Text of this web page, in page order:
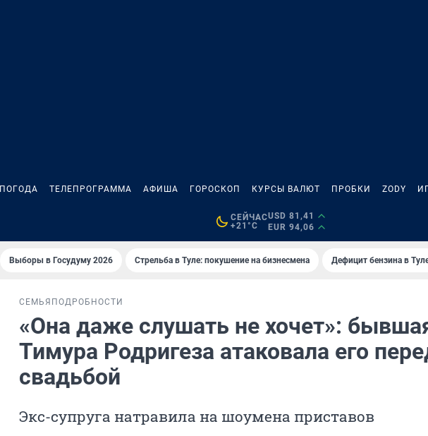
ПОГОДА ТЕЛЕПРОГРАММА АФИША ГОРОСКОП КУРСЫ ВАЛЮТ ПРОБКИ ZODY
СЕЙЧАС
+21°C
USD 81,41
EUR 94,06
Выборы в Госудуму 2026 Стрельба в Туле: покушение на бизнесмена Дефицит бензина в
СЕМЬЯ ПОДРОБНОСТИ
«Она даже слушать не хочет»:
Тимура Родригеза атаковала его
свадьбой
Экс-супруга натравила на шоумена приставов